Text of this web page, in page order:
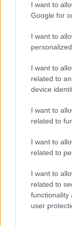
I want to
Google for
I want to
I want to
related to
device
I want to
related to
I want to
related to
I want to
related to
functionality
user
Le
NECROLOGIE